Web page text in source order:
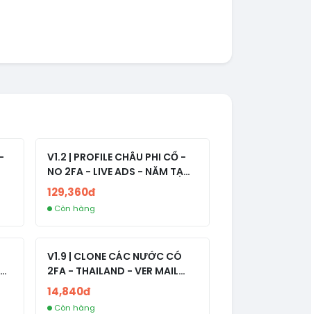
V1.2 | PROFILE CHÂU PHI CỔ -
NO 2FA - LIVE ADS - NĂM TẠO
2008-2024
129,360đ
Còn hàng
V1.9 | CLONE CÁC NƯỚC CÓ
2FA - THAILAND - VER MAIL
FVIAINBOXES.COM - CLONE
NEW KHÔNG BẢO HÀNH LOCAL
14,840đ
Còn hàng